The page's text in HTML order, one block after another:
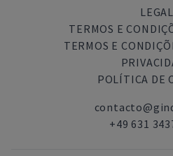
LEGAL
TERMOS E
TERMOS E
POLÍTICA DE
+49 631